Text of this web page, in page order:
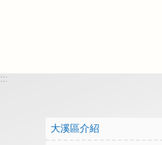
:::
大溪區介紹